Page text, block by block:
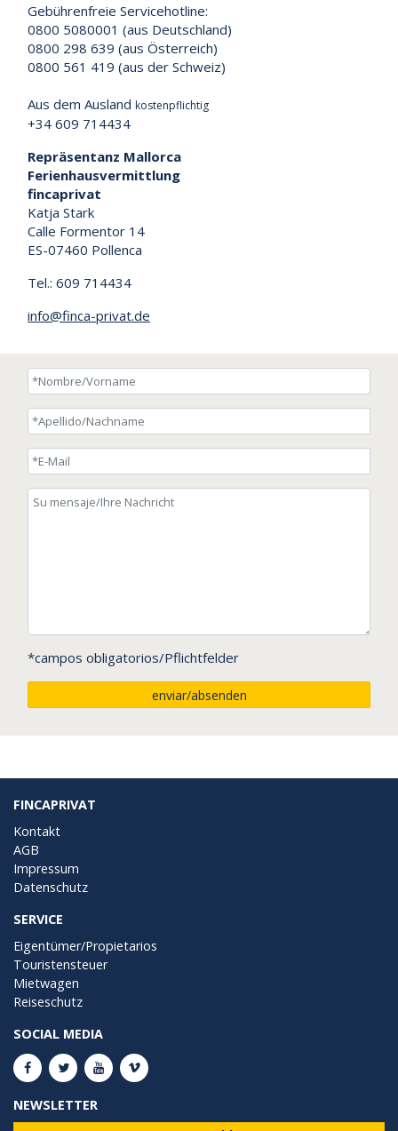
Gebührenfreie Servicehotline:
0800 5080001 (aus Deutschland)
0800 298 639 (aus Österreich)
0800 561 419 (aus der Schweiz)
Aus dem Ausland kostenpflichtig
+34 609 714434
Repräsentanz Mallorca
Ferienhausvermittlung
fincaprivat
Katja Stark
Calle Formentor 14
ES-07460 Pollenca
Tel.: 609 714434
info@finca-privat.de
*campos obligatorios/Pflichtfelder
enviar/absenden
FINCAPRIVAT
Kontakt
AGB
Impressum
Datenschutz
SERVICE
Eigentümer/Propietarios
Touristensteuer
Mietwagen
Reiseschutz
SOCIAL MEDIA
NEWSLETTER